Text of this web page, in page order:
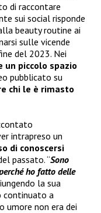
di raccontare
sui social risponde
beauty routine ai
sulle vicende
del 2023. Nei
un piccolo spazio
pubblicato su
chi le è rimasto
intrapreso un
di conoscersi
passato. “Sono
ho fatto delle
la sua
continuato a
umore non era dei